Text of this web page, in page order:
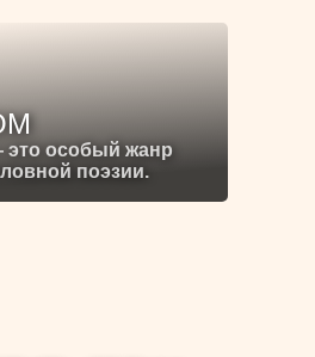
особый жанр
поэзии.